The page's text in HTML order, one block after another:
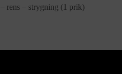
rens – strygning (1 prik)